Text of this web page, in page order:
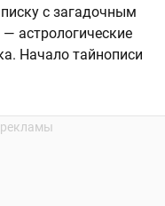
с загадочным
астрологические
Начало тайнописи